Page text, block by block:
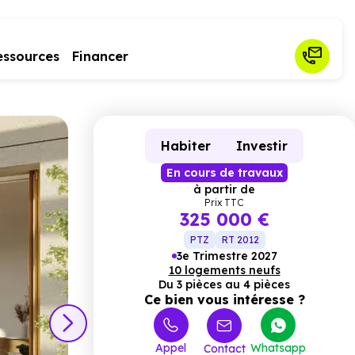
Financer
Habiter Investir
En cours de travaux
à partir de
Prix TTC
325 000 €
PTZ RT 2012
3e Trimestre 2027
10 logements neufs
Du 3 pièces au 4 pièces
Ce bien vous intéresse ?
Appel Contact Whatsapp